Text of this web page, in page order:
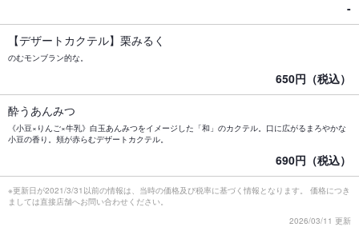
-
【デザートカクテル】栗みるく
のむモンブラン的な。
650円（税込）
酔うあんみつ
《小豆×りんご×牛乳》白玉あんみつをイメージした「和」のカクテル。口に広がるまろやかな
小豆の香り。頬が赤らむデザートカクテル。
690円（税込）
※更新日が2021/3/31以前の情報は、当時の価格及び税率に基づく情報となります。 価格につき
ましては直接店舗へお問い合わせください。
2026/03/11 更新